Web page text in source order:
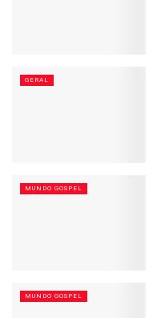
GERAL
MUNDO GOSPEL
MUNDO GOSPEL